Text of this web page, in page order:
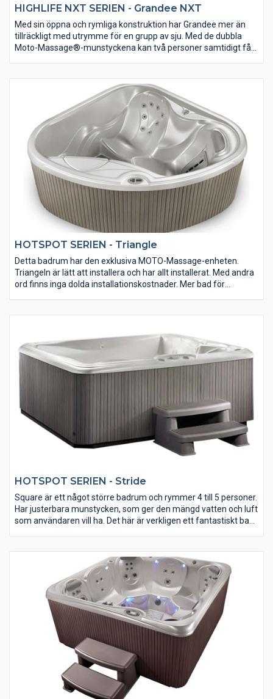
HIGHLIFE NXT SERIEN - Grandee NXT
Med sin öppna och rymliga konstruktion har Grandee mer än
tillräckligt med utrymme för en grupp av sju. Med de dubbla
Moto-Massage®-munstyckena kan två personer samtidigt få
kraftfull hydromassageupplevelse. WellSpring vattenfunktion
bidrar till det avkopplande humöret med ett tyst
bakgrundsbelyst vattenflöde. Utvändig design av BMW Design
Group med fascinerande belysning. Enligt vår uppfattning är
HotSpring NXT det bästa badet på den norska marknaden.
HOTSPOT SERIEN - Triangle
Detta badrum har den exklusiva MOTO-Massage-enheten.
Triangeln är lätt att installera och har allt installerat. Med andra
ord finns inga dolda installationskostnader. Mer bad för
HOTSPOT SERIEN - Stride
Square är ett något större badrum och rymmer 4 till 5 personer.
Har justerbara munstycken, som ger den mängd vatten och luft
som användaren vill ha. Det här är verkligen ett fantastiskt bad